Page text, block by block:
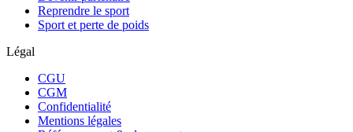
Reprendre le sport
Sport et perte de poids
Légal
CGU
CGM
Confidentialité
Mentions légales